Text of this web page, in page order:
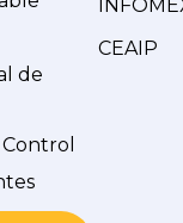
de
CEAIP